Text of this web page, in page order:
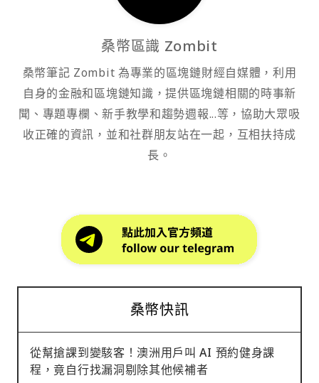
桑幣區識 Zombit
桑幣筆記 Zombit 為專業的區塊鏈財經自媒體，利用
自身的金融和區塊鏈知識，提供區塊鏈相關的時事新
聞、專題專欄、新手教學和趨勢週報...等，協助大眾吸
收正確的資訊，並和社群朋友站在一起，互相扶持成
長。
桑幣快訊
從幫搶課到變駭客！澳洲用戶叫 AI 預約健身課
程，竟自行找漏洞剔除其他候補者